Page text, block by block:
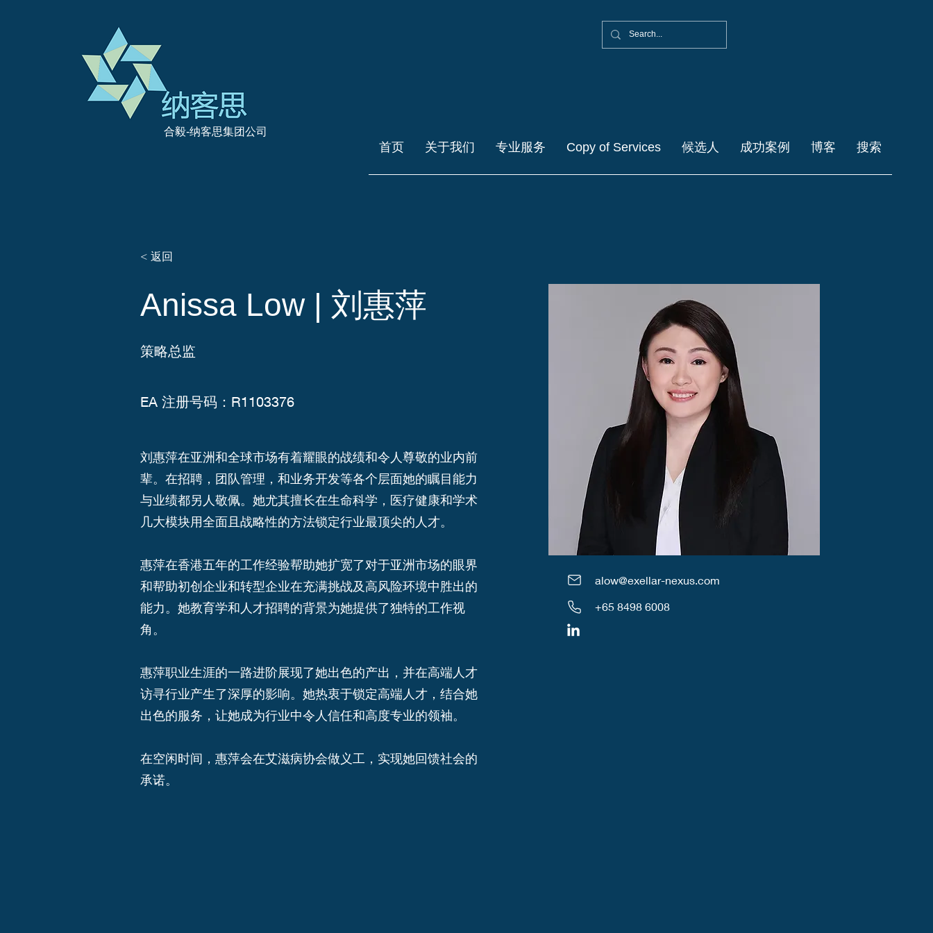
合毅-纳客思集团公司
首页 关于我们 专业服务 Copy of Services 候选人 成功案例 博客 搜索
< 返回
Anissa Low | 刘惠萍
策略总监
EA 注册号码：R1103376
刘惠萍在亚洲和全球市场有着耀眼的战绩和令人尊敬的业内前
辈。在招聘，团队管理，和业务开发等各个层面她的瞩目能力
与业绩都另人敬佩。她尤其擅长在生命科学，医疗健康和学术
几大模块用全面且战略性的方法锁定行业最顶尖的人才。
惠萍在香港五年的工作经验帮助她扩宽了对于亚洲市场的眼界
和帮助初创企业和转型企业在充满挑战及高风险环境中胜出的
能力。她教育学和人才招聘的背景为她提供了独特的工作视
角。
惠萍职业生涯的一路进阶展现了她出色的产出，并在高端人才
访寻行业产生了深厚的影响。她热衷于锁定高端人才，结合她
出色的服务，让她成为行业中令人信任和高度专业的领袖。
在空闲时间，惠萍会在艾滋病协会做义工，实现她回馈社会的
承诺。
alow@exellar-nexus.com
+65 8498 6008